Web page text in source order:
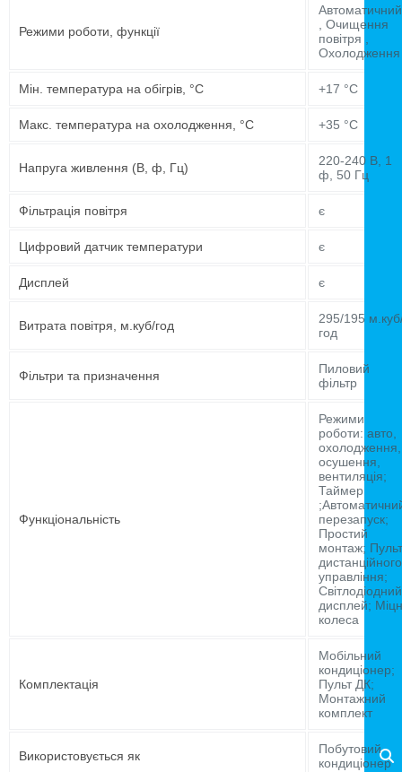
Режими роботи, функції
Автоматичний
, Очищення
повітря ,
Охолодження
Мін. температура на обігрів, °C +17 °C
Макс. температура на охолодження, °C +35 °C
Напруга живлення (В, ф, Гц)
220-240 В, 1
ф, 50 Гц
Фільтрація повітря є
Цифровий датчик температури є
Дисплей є
Витрата повітря, м.куб/год
295/195
год
Фільтри та призначення
Пиловий
фільтр
Функціональність
Режими
роботи: авто,
охолодження,
осушення,
вентиляція;
Таймер
перезапуск;
Простий
монтаж; Пульт
дистанційного
управління;
Світлодіодний
дисплей;
колеса
Комплектація
Мобільний
кондиціонер;
Пульт ДК;
Монтажний
комплект
Використовується як
Побутовий
кондиціонер